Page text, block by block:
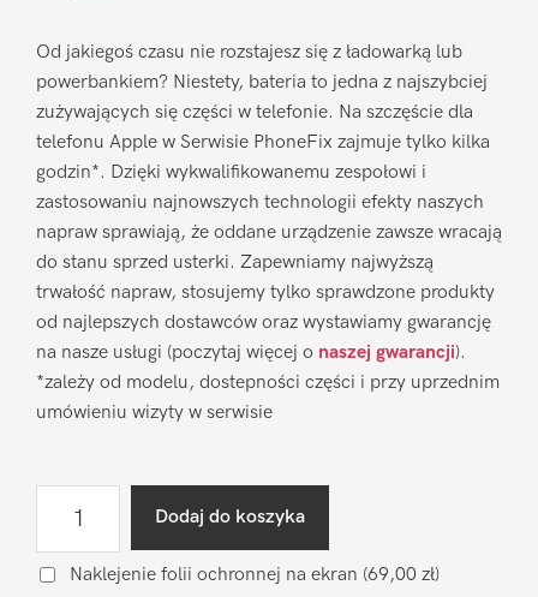
Od jakiegoś czasu nie rozstajesz się z ładowarką lub
powerbankiem? Niestety, bateria to jedna z najszybciej
zużywających się części w telefonie. Na szczęście dla
telefonu Apple w Serwisie PhoneFix zajmuje tylko kilka
godzin*. Dzięki wykwalifikowanemu zespołowi i
zastosowaniu najnowszych technologii efekty naszych
napraw sprawiają, że oddane urządzenie zawsze wracają
do stanu sprzed usterki. Zapewniamy najwyższą
trwałość napraw, stosujemy tylko sprawdzone produkty
od najlepszych dostawców oraz wystawiamy gwarancję
na nasze usługi (poczytaj więcej o naszej gwarancji).
*zależy od modelu, dostepności części i przy uprzednim
umówieniu wizyty w serwisie
baterii
Dodaj do koszyka
Naklejenie folii ochronnej na ekran (69,00 zł)